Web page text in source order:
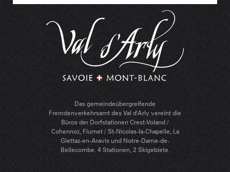
Das gemeindeübergreifende
Fremdenverkehrsamt des Val d'Arly vereint die
Büros der Dorfstationen Crest-Voland /
Cohennoz, Flumet / St-Nicolas-la-Chapelle, La
Giettaz-en-Aravis und Notre-Dame-de-
Bellecombe. 4 Stationen, 2 Skigebiete.